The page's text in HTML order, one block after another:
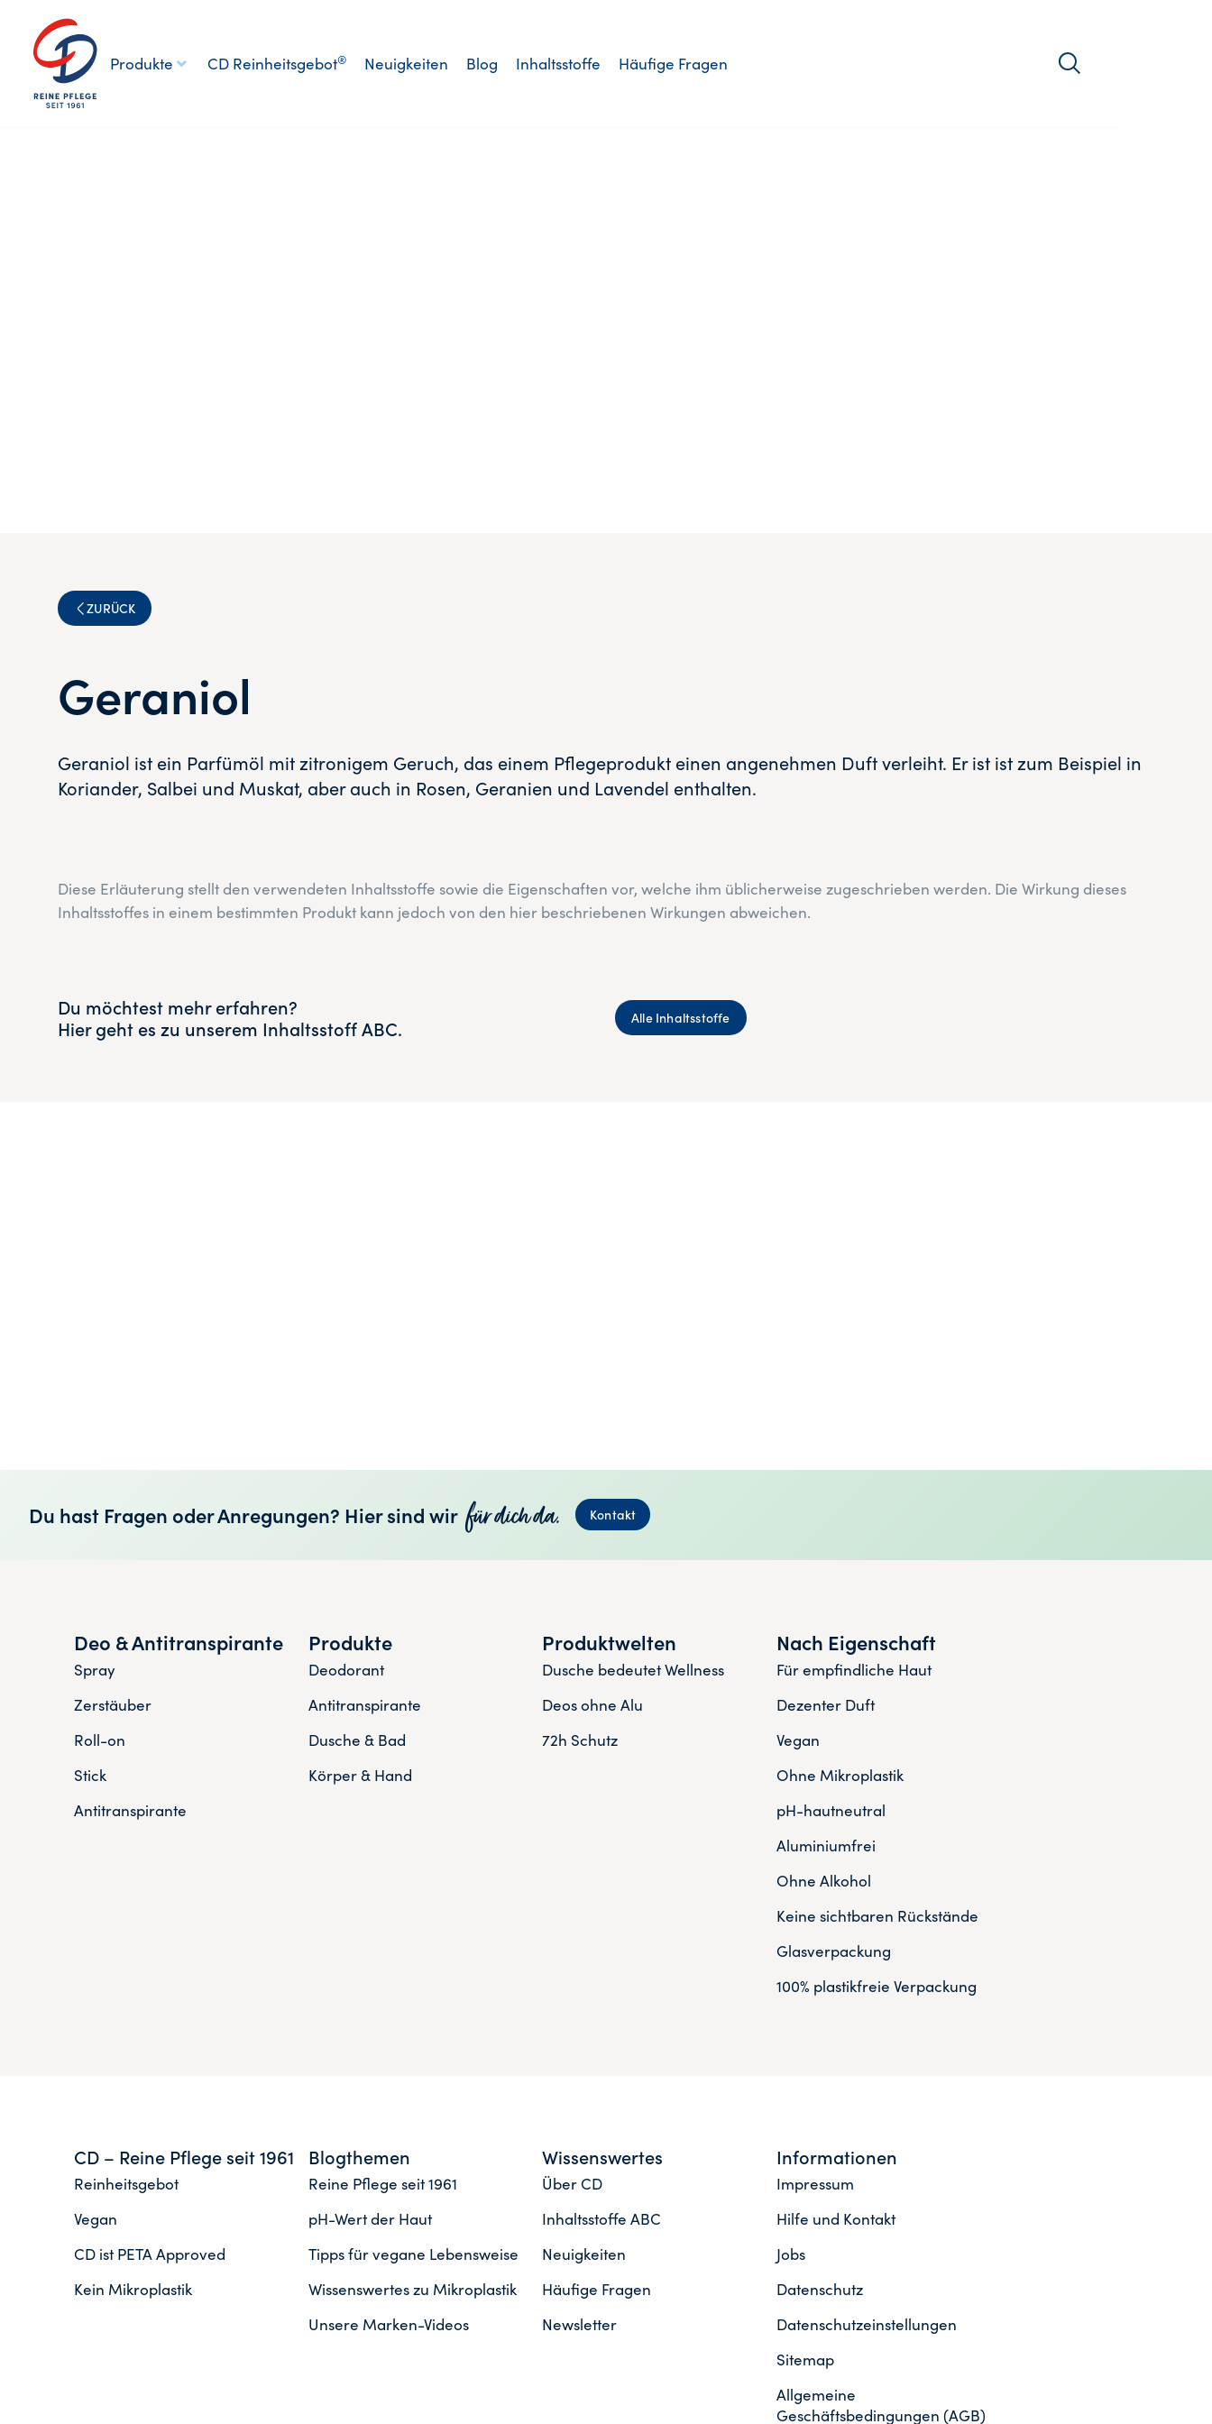
Produkte CD Reinheitsgebot® Neuigkeiten Blog Inhaltsstoffe Häufige Fragen
ZURÜCK
Geraniol
Geraniol ist ein Parfümöl mit zitronigem Geruch, das einem Pflegeprodukt einen angenehmen Duft verleiht. Er ist ist zum Beispiel in
Koriander, Salbei und Muskat, aber auch in Rosen, Geranien und Lavendel enthalten.
Diese Erläuterung stellt den verwendeten Inhaltsstoffe sowie die Eigenschaften vor, welche ihm üblicherweise zugeschrieben werden. Die Wirkung dieses
Inhaltsstoffes in einem bestimmten Produkt kann jedoch von den hier beschriebenen Wirkungen abweichen.
Du möchtest mehr erfahren?
Hier geht es zu unserem Inhaltsstoff ABC.
Alle Inhaltsstoffe
Du hast Fragen oder Anregungen? Hier sind wir für dich da. Kontakt
Deo & Antitranspirante
Spray
Zerstäuber
Roll-on
Stick
Antitranspirante
Produkte
Deodorant
Antitranspirante
Dusche & Bad
Körper & Hand
Produktwelten
Dusche bedeutet Wellness
Deos ohne Alu
72h Schutz
Nach Eigenschaft
Für empfindliche Haut
Dezenter Duft
Vegan
Ohne Mikroplastik
pH-hautneutral
Aluminiumfrei
Ohne Alkohol
Keine sichtbaren Rückstände
Glasverpackung
100% plastikfreie Verpackung
CD – Reine Pflege seit 1961
Reinheitsgebot
Vegan
CD ist PETA Approved
Kein Mikroplastik
Blogthemen
Reine Pflege seit 1961
pH-Wert der Haut
Tipps für vegane Lebensweise
Wissenswertes zu Mikroplastik
Unsere Marken-Videos
Wissenswertes
Über CD
Inhaltsstoffe ABC
Neuigkeiten
Häufige Fragen
Newsletter
Informationen
Impressum
Hilfe und Kontakt
Jobs
Datenschutz
Datenschutzeinstellungen
Sitemap
Allgemeine
Geschäftsbedingungen (AGB)